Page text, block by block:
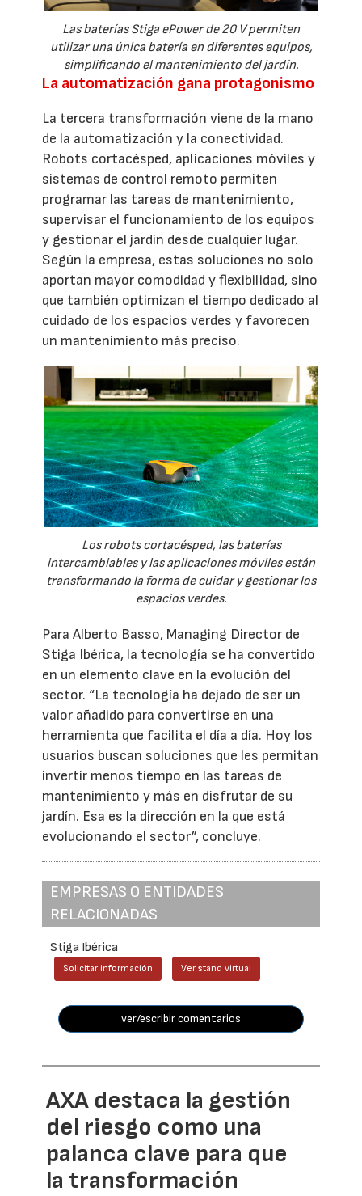
Las baterías Stiga ePower de 20 V permiten
utilizar una única batería en diferentes equipos,
simplificando el mantenimiento del jardín.
La automatización gana protagonismo
La tercera transformación viene de la mano
de la automatización y la conectividad.
Robots cortacésped, aplicaciones móviles y
sistemas de control remoto permiten
programar las tareas de mantenimiento,
supervisar el funcionamiento de los equipos
y gestionar el jardín desde cualquier lugar.
Según la empresa, estas soluciones no solo
aportan mayor comodidad y flexibilidad, sino
que también optimizan el tiempo dedicado al
cuidado de los espacios verdes y favorecen
un mantenimiento más preciso.
Los robots cortacésped, las baterías
intercambiables y las aplicaciones móviles están
transformando la forma de cuidar y gestionar los
espacios verdes.
Para Alberto Basso, Managing Director de
Stiga Ibérica, la tecnología se ha convertido
en un elemento clave en la evolución del
sector. “La tecnología ha dejado de ser un
valor añadido para convertirse en una
herramienta que facilita el día a día. Hoy los
usuarios buscan soluciones que les permitan
invertir menos tiempo en las tareas de
mantenimiento y más en disfrutar de su
jardín. Esa es la dirección en la que está
evolucionando el sector”, concluye.
EMPRESAS O ENTIDADES
RELACIONADAS
Stiga Ibérica
Solicitar información Ver stand virtual
ver/escribir comentarios
AXA destaca la gestión
del riesgo como una
palanca clave para que
la transformación